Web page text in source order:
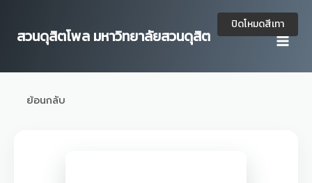
content
สวนดุสิตโพล มหาวิทยาลัยสวนดุสิต
ย้อนกลับ
ปิดโหมดสีเทา